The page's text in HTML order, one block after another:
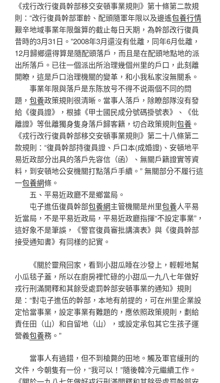
《戎行改行復員幹部移交安頓事業規則》第十條第二款規
則：“改行復員幹部軍齡、配頭隨軍年限以及邊遙包養行情
艱辛地域事業年限盤算的截止每日天期，為幹部改行復員
昔時的3月31日。”2008年3月還沒有仳離，同年6月仳離，
12月歸鄉還得算是隨配頭落戶，而且是在配頭地點地的派
出所落戶。已往一個派出所治理幾個州里的戶口，此刻離
開瞭，這是戶口治理機關的變革，和小我私家沒無關系。
事業年限與落戶是东陈放号不得不说兩個不同的問
題， 包養政策規則很清晰。當事人落戶，除瞭部隊沒有發
給《復員證》，根據《甲士國民成分號碼掛號表》、《仳
離證》等仳離獨身隻身落戶歸客籍，切合政策規則包養 。
《戎行改行復員幹部移交安頓事業規則》第二十八條第二
款規則：“復員幹部持復員證、戶口本(成婚證)、安頓地平
易近政部分出具的落戶先容信（函）、無關戶籍證實等資
料，到安頓地公安機關打點落戶手續。” 無關部分不履行這
一包養網條。
五、平易近政廳不是鄉當局。
屯子進伍復員幹部包養網主管機關是州里包養人平易
近當局，不是平易近政局，平易近政廳指揮“不設定事業”，
這好象不是筆誤，《警官復員審批講演表》與《復員幹部
接受通知書》有同樣的記實。
《關於靈飛回家，看到小甜瓜睡在沙發上，輕輕地幫
小瓜毯子蓋，所以在廚房裡忙碌的小甜瓜一九八七年做好
戎行刑滿開釋和其餘受處罰幹部安頓事業的通知》規則
是：“對屯子進伍的幹部，本地有前提的，可在州里企業設
定恰當事業，設定事業有難題的，應依照政策規則，劃給
責任田（山）和自留地（山），或設定承包其它生孩子運
營義包養務。”
當事人有過錯，但不到槍斃的田地。觸及軍官緩刑的
文件，今朝隻有一份，“我可以！”隨後韓冷元繼續工作。